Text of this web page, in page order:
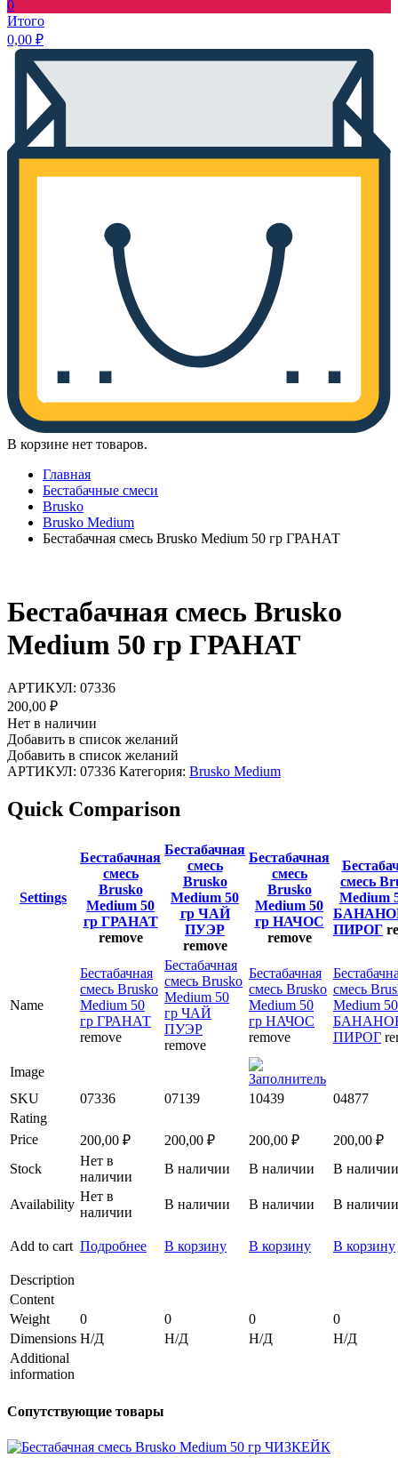
0
Итого
0,00 ₽
В корзине нет товаров.
Главная
Бестабачные смеси
Brusko
Brusko Medium
Бестабачная смесь Brusko Medium 50 гр ГРАНАТ
Бестабачная смесь Brusko
Medium 50 гр ГРАНАТ
АРТИКУЛ: 07336
200,00 ₽
Нет в наличии
Добавить в список желаний
Добавить в список желаний
АРТИКУЛ: 07336 Категория: Brusko Medium
Quick Comparison
Settings
Бестабачная
смесь
Brusko
Medium 50
гр ГРАНАТ
remove
Бестабачная
смесь
Brusko
Medium 50
гр ЧАЙ
ПУЭР
remove
Бестабачная
смесь
Brusko
Medium 50
гр НАЧОС
remove
смесь
Medium
ПИРОГ
Name
Бестабачная
смесь Brusko
Medium 50
гр ГРАНАТ
remove
Бестабачная
смесь Brusko
Medium 50
гр ЧАЙ
ПУЭР
remove
Бестабачная
смесь Brusko
Medium 50
гр НАЧОС
remove
смесь
Medium
ПИРОГ
Image
SKU
07336 07139 10439
04877
Rating
Price
200,00 ₽ 200,00 ₽ 200,00 ₽ 200,00 ₽
Stock
Нет в
наличии
В наличии В наличии В наличии
Availability
Нет в
наличии
В наличии В наличии В наличии
Add to cart Подробнее В корзину В корзину В корзину
Description
Content
Weight
0 0 0
0
Dimensions Н/Д Н/Д Н/Д
Н/Д
Additional
information
Сопутствующие товары